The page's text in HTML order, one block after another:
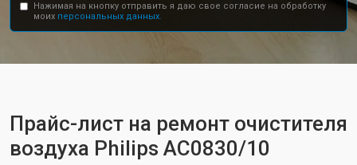
Нажимая на кнопку отправить я даю свое согласие на обработку
моих персональных данных.
Прайс-лист на ремонт очистителя
воздуха Philips AC0830/10